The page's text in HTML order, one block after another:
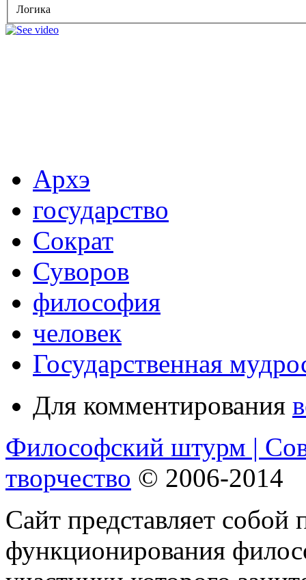
Логика
Архэ
государство
Сократ
Суворов
философия
человек
Государственная
Для комментирования
Философский штурм |
творчество © 2006-2014
Сайт представляет собой
функционирования